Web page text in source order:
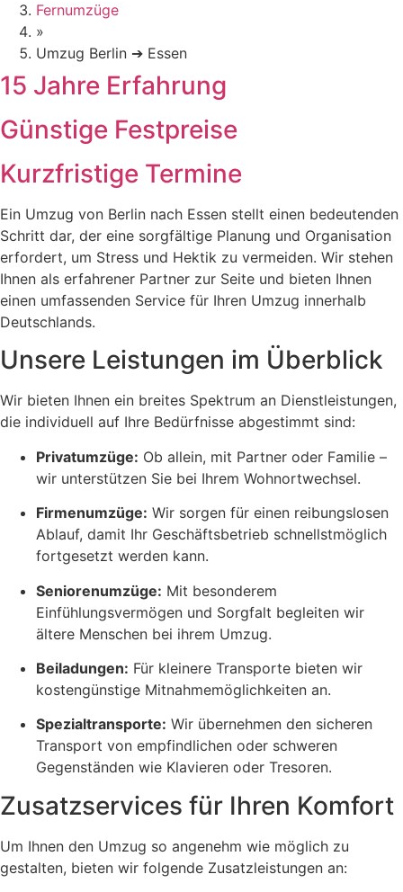
Fernumzüge
»
Umzug Berlin ➔ Essen
15 Jahre Erfahrung
Günstige Festpreise
Kurzfristige Termine
Ein Umzug von Berlin nach Essen stellt einen bedeutenden
Schritt dar, der eine sorgfältige Planung und Organisation
erfordert, um Stress und Hektik zu vermeiden. Wir stehen
Ihnen als erfahrener Partner zur Seite und bieten Ihnen
einen umfassenden Service für Ihren Umzug innerhalb
Deutschlands.​
Unsere Leistungen im Überblick
Wir bieten Ihnen ein breites Spektrum an Dienstleistungen,
die individuell auf Ihre Bedürfnisse abgestimmt sind:
Privatumzüge: Ob allein, mit Partner oder Familie –
wir unterstützen Sie bei Ihrem Wohnortwechsel.
Firmenumzüge: Wir sorgen für einen reibungslosen
Ablauf, damit Ihr Geschäftsbetrieb schnellstmöglich
fortgesetzt werden kann.
Seniorenumzüge: Mit besonderem
Einfühlungsvermögen und Sorgfalt begleiten wir
ältere Menschen bei ihrem Umzug.
Beiladungen: Für kleinere Transporte bieten wir
kostengünstige Mitnahmemöglichkeiten an.
Spezialtransporte: Wir übernehmen den sicheren
Transport von empfindlichen oder schweren
Gegenständen wie Klavieren oder Tresoren.
Zusatzservices für Ihren Komfort
Um Ihnen den Umzug so angenehm wie möglich zu
gestalten, bieten wir folgende Zusatzleistungen an: